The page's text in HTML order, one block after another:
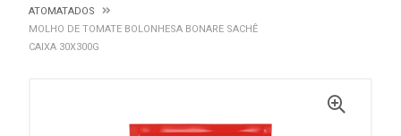
ATOMATADOS
MOLHO DE TOMATE BOLONHESA BONARE SACHÊ
CAIXA 30X300G